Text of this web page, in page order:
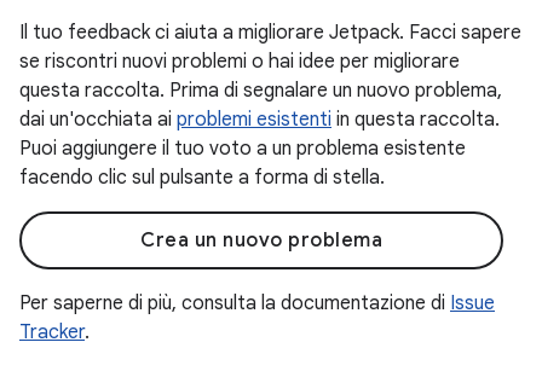
Il tuo feedback ci aiuta a migliorare Jetpack. Facci sapere
se riscontri nuovi problemi o hai idee per migliorare
questa raccolta. Prima di segnalare un nuovo problema,
dai un'occhiata ai problemi esistenti in questa raccolta.
Puoi aggiungere il tuo voto a un problema esistente
facendo clic sul pulsante a forma di stella.
Crea un nuovo problema
Per saperne di più, consulta la documentazione di Issue
Tracker.